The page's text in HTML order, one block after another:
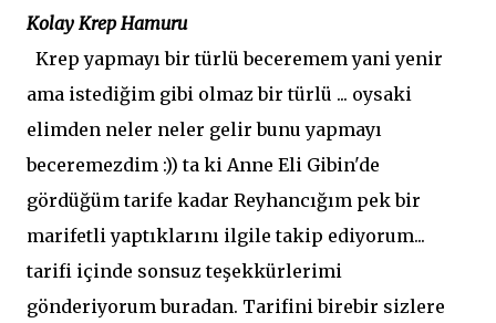
Kolay Krep Hamuru
Krep yapmayı bir türlü beceremem yani yenir
ama istediğim gibi olmaz bir türlü ... oysaki
elimden neler neler gelir bunu yapmayı
beceremezdim :)) ta ki Anne Eli Gibin'de
gördüğüm tarife kadar Reyhancığım pek bir
marifetli yaptıklarını ilgile takip ediyorum...
tarifi içinde sonsuz teşekkürlerimi
gönderiyorum buradan. Tarifini birebir sizlere